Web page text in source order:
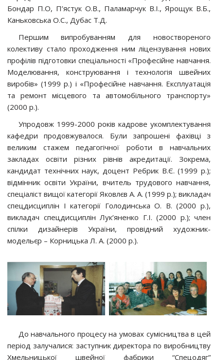
Бондар П.О, П’ястук О.В., Паламарчук В.І., Ярощук В.Б.,
Каньковська О.С., Дубас Т.Д.
Першим випробуванням для новоствореного
колективу стало проходження ним ліцензування нових
профілів підготовки спеціальності «Професійне навчання.
Моделювання, конструювання і технологія швейних
виробів» (1999 р.) і «Професійне навчання. Експлуатація
та ремонт місцевого та автомобільного транспорту»
(2000 р.).
Упродовж 1999-2000 років кадрове укомплектування
кафедри продовжувалося. Були запрошені фахівці з
великим стажем педагогічної роботи в навчальних
закладах освіти різних рівнів акредитації. Зокрема,
кандидат технічних наук, доцент Ребрик В.Є. (1999 р.);
відмінник освіти України, вчитель трудового навчання,
спеціаліст вищої категорії Яковлєв А. А. (1999 р.); викладач
спецдисциплін І категорії Голодинська О. В. (2000 р.),
викладач спецдисциплін Лук’яненко Г.І. (2000 р.); член
спілки дизайнерів України, провідний художник-
модельєр – Корницька Л. А. (2000 р.).
До навчального процесу на умовах сумісництва в цей
період залучалися: заступник директора по виробництву
Хмельницької швейної фабрики “Спецодяг”